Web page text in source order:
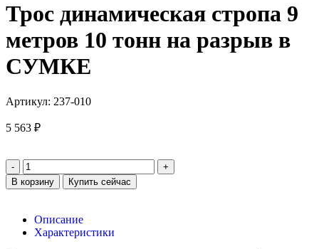
Трос динамическая стропа 9
метров 10 тонн на разрыв в
СУМКЕ
Артикул: 237-010
5 563 ₽
В корзину Купить сейчас
Описание
Характеристики